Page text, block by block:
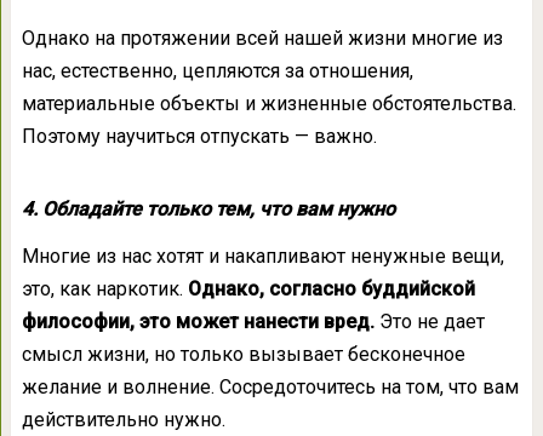
Однако на протяжении всей нашей жизни многие из
нас, естественно, цепляются за отношения,
материальные объекты и жизненные обстоятельства.
Поэтому научиться отпускать — важно.
4. Обладайте только тем, что вам нужно
Многие из нас хотят и накапливают ненужные вещи,
это, как наркотик. Однако, согласно буддийской
философии, это может нанести вред.Это не дает
смысл жизни, но только вызывает бесконечное
желание и волнение. Сосредоточитесь на том, что вам
действительно нужно.